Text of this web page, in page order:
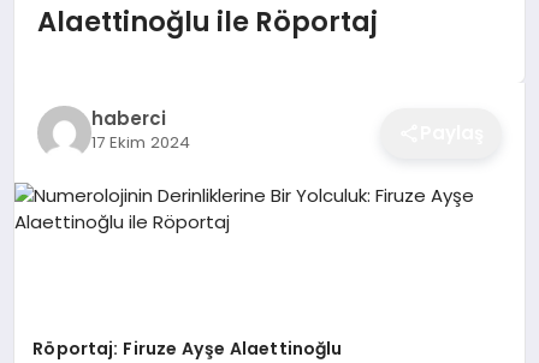
EKONOMI
SAĞLIK
Alaettinoğlu ile Röportaj
haberci
17 Ekim 2024
Röportaj: Firuze Ayşe Alaettinoğlu